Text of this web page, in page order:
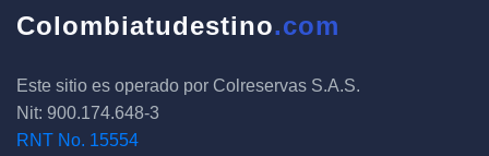
Colombiatudestino.com
Este sitio es operado por Colreservas S.A.S.
Nit: 900.174.648-3
RNT No. 15554